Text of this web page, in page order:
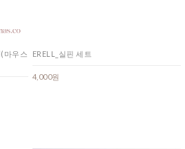
마우스
ERELL_실핀 세트
4,000원